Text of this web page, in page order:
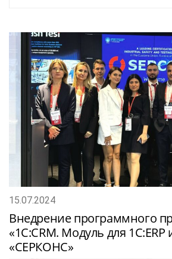
15.07.2024
Внедрение программного
«1С:CRM. Модуль для 1С:ERP
«СЕРКОНС»